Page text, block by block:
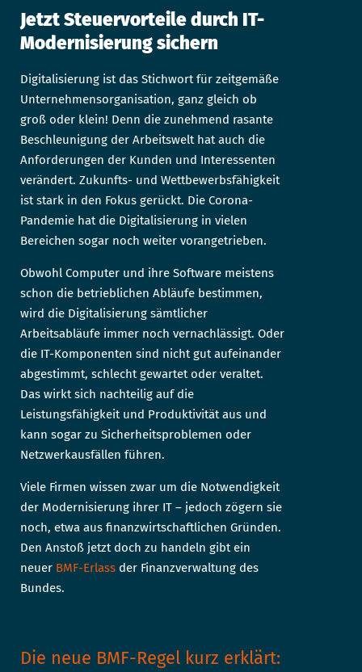
Jetzt Steuervorteile durch IT-
Modernisierung sichern
Digitalisierung ist das Stichwort für zeitgemäße
Unternehmensorganisation, ganz gleich ob
groß oder klein! Denn die zunehmend rasante
Beschleunigung der Arbeitswelt hat auch die
Anforderungen der Kunden und Interessenten
verändert. Zukunfts- und Wettbewerbsfähigkeit
ist stark in den Fokus gerückt. Die Corona-
Pandemie hat die Digitalisierung in vielen
Bereichen sogar noch weiter vorangetrieben.
Obwohl Computer und ihre Software meistens
schon die betrieblichen Abläufe bestimmen,
wird die Digitalisierung sämtlicher
Arbeitsabläufe immer noch vernachlässigt. Oder
die IT-Komponenten sind nicht gut aufeinander
abgestimmt, schlecht gewartet oder veraltet.
Das wirkt sich nachteilig auf die
Leistungsfähigkeit und Produktivität aus und
kann sogar zu Sicherheitsproblemen oder
Netzwerkausfällen führen.
Viele Firmen wissen zwar um die Notwendigkeit
der Modernisierung ihrer IT – jedoch zögern sie
noch, etwa aus finanzwirtschaftlichen Gründen.
Den Anstoß jetzt doch zu handeln gibt ein
neuer BMF-Erlassder Finanzverwaltung des
Bundes.
Die neue BMF-Regel kurz erklärt: